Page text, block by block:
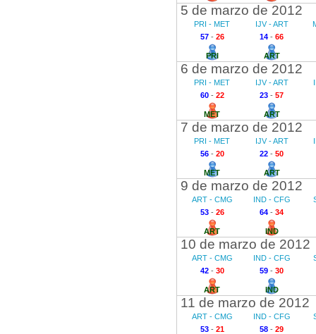
5 de marzo de 2012
PRI - MET
57- 26
PRI
IJV - ART
14 - 66
ART
6 de marzo de 2012
PRI - MET
60- 22
MET
IJV - ART
23 - 57
ART
7 de marzo de 2012
PRI - MET
56- 20
MET
IJV - ART
22 - 50
ART
9 de marzo de 2012
ART - CMG
53- 26
ART
IND - CFG
64 - 34
IND
10 de marzo de 2012
ART - CMG
42- 30
ART
IND - CFG
59 - 30
IND
11 de marzo de 2012
ART - CMG
53- 21
IND - CFG
58 - 29